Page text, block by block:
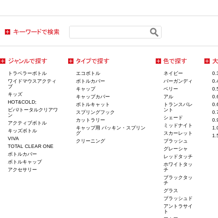
トラベラーボトル
ワイドマウスアクティ
ブ
キッズ
HOT&COLD;
ビバ/トータルクリアワ
ン
アクティブボトル
キッズボトル
VIVA
TOTAL CLEAR ONE
ボトルカバー
ボトルキャップ
アクセサリー
エコボトル
ボトルカバー
キャップ
キャップカバー
ボトルキャット
スプリングフック
カットラリー
キャップ用 パッキン・スプリン
グ
クリーニング
ネイビー
バーガンディ
ベリー
アル
トランスパレ
ント
シェード
ミッドナイト
スカーレット
ブラッシュ
グレーシャ
レッドタッチ
ホワイトタッ
チ
ブラックタッ
チ
グラス
ブラッシュド
アントラサイ
ト